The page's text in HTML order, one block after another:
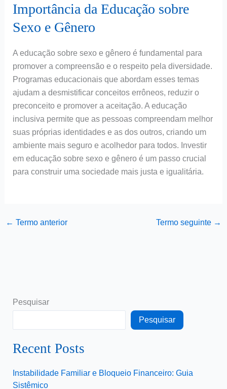
Importância da Educação sobre
Sexo e Gênero
A educação sobre sexo e gênero é fundamental para
promover a compreensão e o respeito pela diversidade.
Programas educacionais que abordam esses temas
ajudam a desmistificar conceitos errôneos, reduzir o
preconceito e promover a aceitação. A educação
inclusiva permite que as pessoas compreendam melhor
suas próprias identidades e as dos outros, criando um
ambiente mais seguro e acolhedor para todos. Investir
em educação sobre sexo e gênero é um passo crucial
para construir uma sociedade mais justa e igualitária.
← Termo anterior Termo seguinte →
Pesquisar
Pesquisar
Recent Posts
Instabilidade Familiar e Bloqueio Financeiro: Guia
Sistêmico